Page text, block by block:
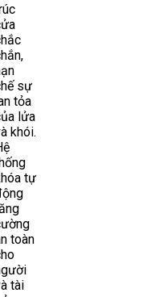
sự
tỏa
lửa
khói.
tự
toàn
tài